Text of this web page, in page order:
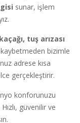
sunar, işlem
tuş arızası
kaybetmeden bizimle
adrese kısa
gerçekleştirir.
konforunuzu
güvenilir ve